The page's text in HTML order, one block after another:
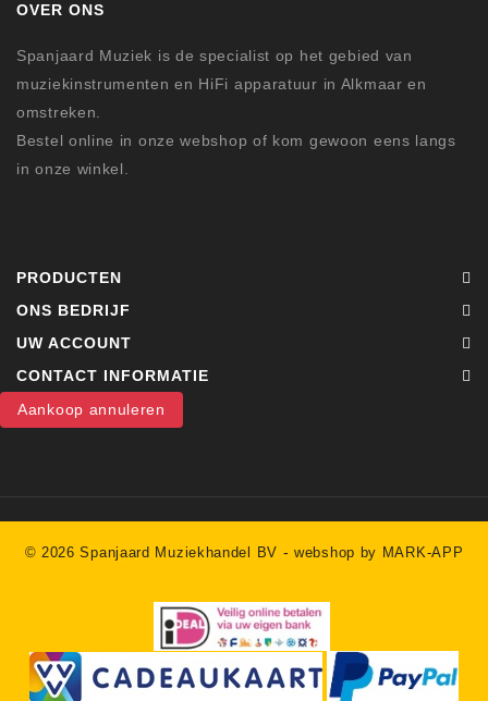
OVER ONS
Spanjaard Muziek is de specialist op het gebied van
muziekinstrumenten en HiFi apparatuur in Alkmaar en
omstreken.
Bestel online in onze webshop of kom gewoon eens langs
in onze winkel.
PRODUCTEN
ONS BEDRIJF
UW ACCOUNT
CONTACT INFORMATIE
Aankoop annuleren
© 2026 Spanjaard Muziekhandel BV -webshop by MARK-APP